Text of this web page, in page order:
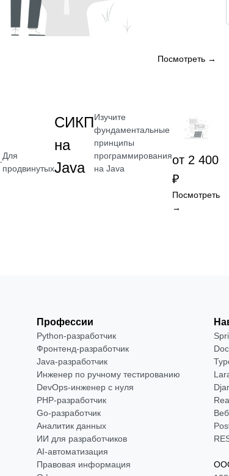
Посмотреть →
·
Для
продвинутых
СИКП
на
Java
Изучите
фундаментальные
принципы
программирования
на Java
от 2 400
₽
Посмотреть
→
Профессии
Python-разработчик
Фронтенд-разработчик
Java-разработчик
Инженер по ручному тестированию
DevOps-инженер с нуля
РНР-разработчик
Go-разработчик
Аналитик данных
ИИ для разработчиков
AI-автоматизация
Правовая информация